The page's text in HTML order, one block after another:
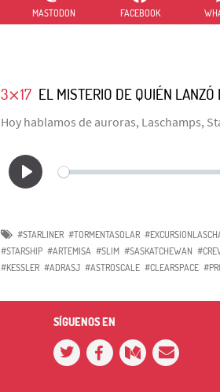
MASTODON FACEBOOK
3⨯17 EL MISTERIO DE QUIÉN
Hoy hablamos de auroras, Laschamps,
#STARLINER #TORMENTASOLAR
#STARSHIP #ARTEMISA #SLIM #SASKATCHEWAN
#KESSLER #ADRASJ #ASTROSCALE #CLEARSPACE
SÍGUENOS EN